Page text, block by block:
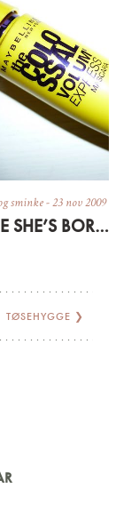
sminke-23 nov 2009
MAYBE SHE’S BORN WITH IT
TØSEHYGGE ❯